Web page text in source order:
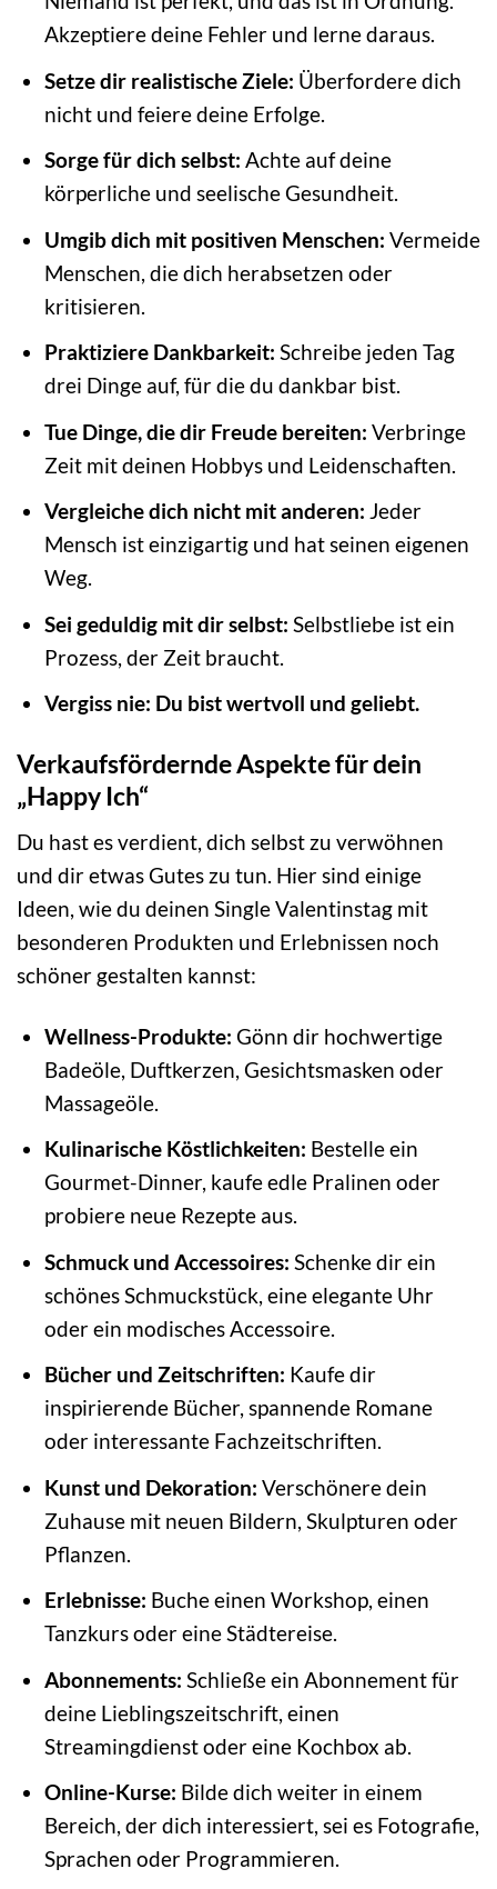
Akzeptiere deine Fehler und lerne daraus.
Setze dir realistische Ziele: Überfordere dich
nicht und feiere deine Erfolge.
Sorge für dich selbst: Achte auf deine
körperliche und seelische Gesundheit.
Umgib dich mit positiven Menschen: Vermeide
Menschen, die dich herabsetzen oder
kritisieren.
Praktiziere Dankbarkeit: Schreibe jeden Tag
drei Dinge auf, für die du dankbar bist.
Tue Dinge, die dir Freude bereiten: Verbringe
Zeit mit deinen Hobbys und Leidenschaften.
Vergleiche dich nicht mit anderen: Jeder
Mensch ist einzigartig und hat seinen eigenen
Weg.
Sei geduldig mit dir selbst: Selbstliebe ist ein
Prozess, der Zeit braucht.
Vergiss nie: Du bist wertvoll und geliebt.
Verkaufsfördernde Aspekte für dein
„Happy Ich“
Du hast es verdient, dich selbst zu verwöhnen
und dir etwas Gutes zu tun. Hier sind einige
Ideen, wie du deinen Single Valentinstag mit
besonderen Produkten und Erlebnissen noch
schöner gestalten kannst:
Wellness-Produkte: Gönn dir hochwertige
Badeöle, Duftkerzen, Gesichtsmasken oder
Massageöle.
Kulinarische Köstlichkeiten: Bestelle ein
Gourmet-Dinner, kaufe edle Pralinen oder
probiere neue Rezepte aus.
Schmuck und Accessoires: Schenke dir ein
schönes Schmuckstück, eine elegante Uhr
oder ein modisches Accessoire.
Bücher und Zeitschriften: Kaufe dir
inspirierende Bücher, spannende Romane
oder interessante Fachzeitschriften.
Kunst und Dekoration: Verschönere dein
Zuhause mit neuen Bildern, Skulpturen oder
Pflanzen.
Erlebnisse: Buche einen Workshop, einen
Tanzkurs oder eine Städtereise.
Abonnements: Schließe ein Abonnement für
deine Lieblingszeitschrift, einen
Streamingdienst oder eine Kochbox ab.
Online-Kurse: Bilde dich weiter in einem
Bereich, der dich interessiert, sei es Fotografie,
Sprachen oder Programmieren.